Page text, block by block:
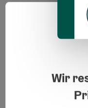
Weißenbachstrasse
Wir